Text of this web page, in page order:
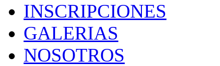
INSCRIPCIONES
GALERIAS
NOSOTROS